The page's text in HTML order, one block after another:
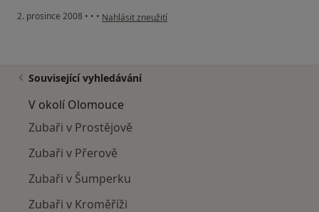
2. prosince 2008 • • • podle názoru uživatele Helena a Luděk Bartošovi
Nahlásit zneužití
Související vyhledávání
V okolí Olomouce
Zubaři v Prostějově
Zubaři v Přerově
Zubaři v Šumperku
Zubaři v Kroměříži